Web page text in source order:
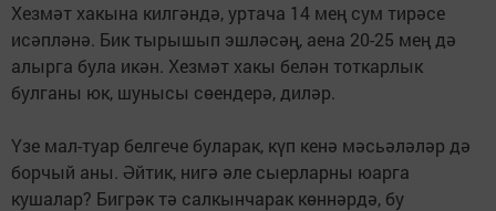
Хезмәт хакына килгәндә, уртача 14 мең сум тирәсе
исәпләнә. Бик тырышып эшләсәң, аена 20-25 мең дә
алырга була икән. Хезмәт хакы белән тоткарлык
булганы юк, шунысы сөендерә, диләр.
Үзе мал-туар белгече буларак, күп кенә мәсьәләләр дә
борчый аны. Әйтик, нигә әле сыерларны юарга
кушалар? Биг­рәк тә салкынчарак көннәрдә, бу